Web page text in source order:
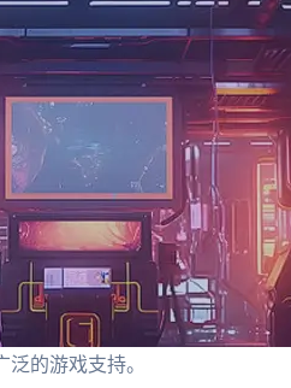
的游戏支持。